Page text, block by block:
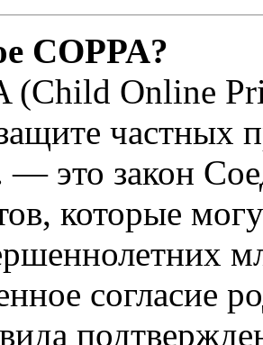
COPPA?
(Child Online
частных
— это закон
которые
согласие